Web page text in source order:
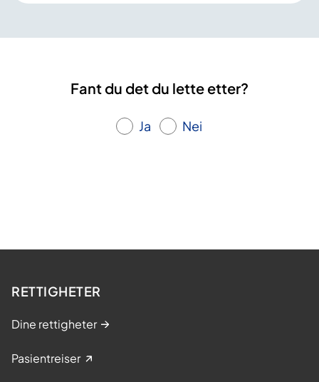
Fant du det du lette etter?
Ja Nei
RETTIGHETER
Dine rettigheter
Pasientreiser